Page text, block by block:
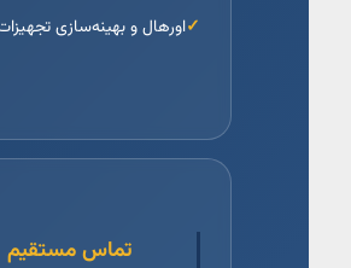
اورهال و بهینه‌سازی تجهیزات
تماس مستقیم